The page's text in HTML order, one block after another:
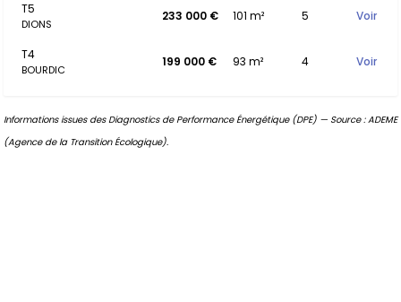
T5
DIONS
233 000 € 101 m² 5 Voir
T4
BOURDIC
199 000 € 93 m² 4 Voir
Informations issues des Diagnostics de Performance Énergétique (DPE) — Source : ADEME
(Agence de la Transition Écologique).